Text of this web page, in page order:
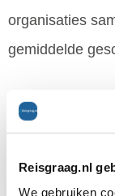
Reisgraag.nl
We gebruiken
organisaties
gemiddelde
dan het
vakantie. Dit